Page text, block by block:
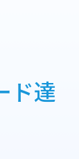
ド達